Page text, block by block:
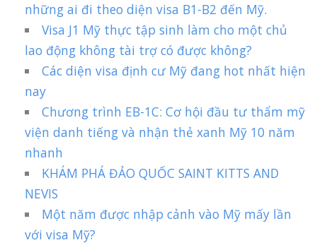
những ai đi theo diện visa B1-B2 đến Mỹ.
Visa J1 Mỹ thực tập sinh làm cho một chủ
lao động không tài trợ có được không?
Các diện visa định cư Mỹ đang hot nhất hiện
nay
Chương trình EB-1C: Cơ hội đầu tư thẩm mỹ
viện danh tiếng và nhận thẻ xanh Mỹ 10 năm
nhanh
KHÁM PHÁ ĐẢO QUỐC SAINT KITTS AND
NEVIS
Một năm được nhập cảnh vào Mỹ mấy lần
với visa Mỹ?